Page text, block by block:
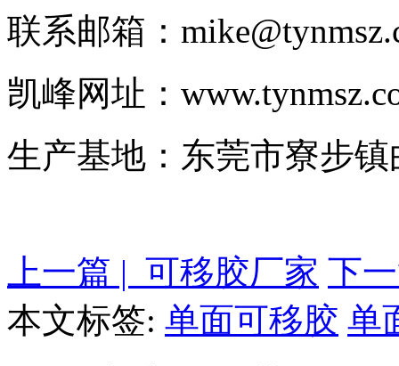
联系邮箱：
凯峰网址：
生产基地：东莞市寮步
上一篇 | 可移胶厂家 下
本文标签: 单面可移胶 单